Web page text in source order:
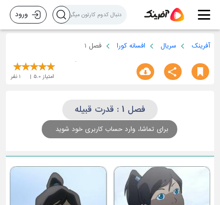
ورود
آفرینک سریال افسانه کورا فصل 1
امتیاز 5.0
1 نفر
فصل 1 : قدرت قبیله
برای تماشا، وارد حساب کاربری خود شوید
تولد دوباره